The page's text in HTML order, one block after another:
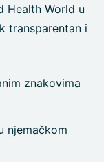
Health World u
transparentan i
znakovima
njemačkom